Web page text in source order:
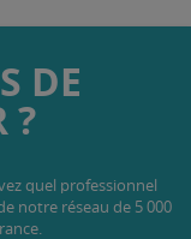
DE
?
quel professionnel
notre réseau de 5 000